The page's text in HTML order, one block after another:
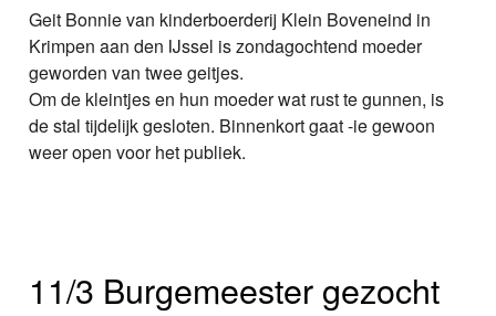
Geit Bonnie van kinderboerderij Klein Boveneind in
Krimpen aan den IJssel is zondagochtend moeder
geworden van twee geitjes.
Om de kleintjes en hun moeder wat rust te gunnen, is
de stal tijdelijk gesloten. Binnenkort gaat -ie gewoon
weer open voor het publiek.
11/3 Burgemeester gezocht